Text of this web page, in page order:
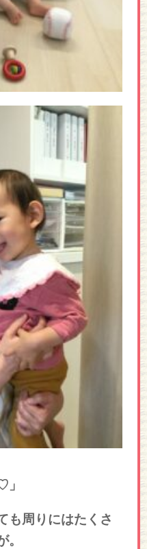
」
も周りにはたくさ